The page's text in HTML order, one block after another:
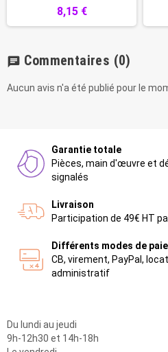
8,15 €
chat Commentaires (0)
Aucun avis n'a été publié pour le
Garantie totale
Pièces, main d'œuvre et
signalés
Livraison
Participation de 49€ HT
Différents modes de
CB, virement, PayPal,
administratif
Du lundi au jeudi
9h-12h30 et 14h-18h